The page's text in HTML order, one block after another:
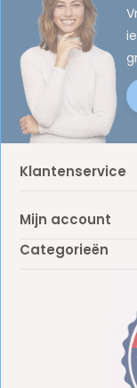
Klantenservice
Mijn account
Categorieën